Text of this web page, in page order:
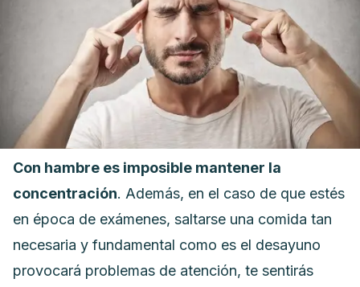
Con hambre es imposible mantener la
concentración. Además, en el caso de que estés
en época de exámenes, saltarse una comida tan
necesaria y fundamental como es el desayuno
provocará problemas de atención, te sentirás